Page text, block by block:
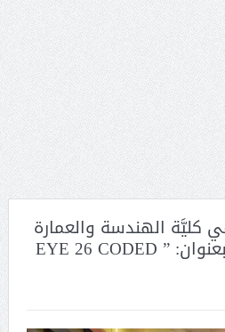
كليَّة الهندسة والعمارة
في “سيّدة اللويزة” بعنوان: ” EYE 26 CODED